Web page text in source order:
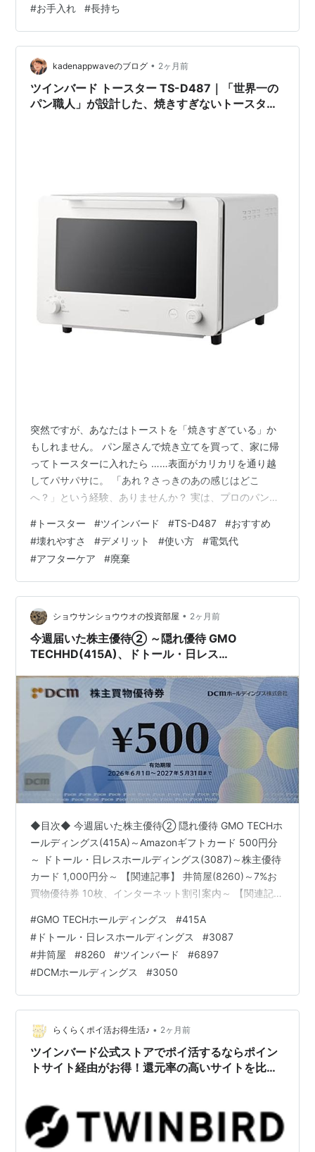
「こんなときは」ページを全項目解説しながら、正常・
異常の見極め方と、自分でできる対処法をお伝えしま
す。 TWINBIRD(ツインバード) トースター オーブントー
スター 4枚焼き 匠…
#お手入れ #長持ち
kadenappwaveのブログ • 2ヶ月前
ツインバード トースター TS-D487｜「世界一の
パン職人」が設計した、焼きすぎないトースター
突然ですが、あなたはトーストを「焼きすぎている」か
もしれません。 パン屋さんで焼き立てを買って、家に帰
ってトースターに入れたら ……表面がカリカリを通り越
してパサパサに。 「あれ？さっきのあの感じはどこ
へ？」という経験、ありませんか？ 実は、プロのパン職
態は「焼きすぎ」なんだそうです。 そのギャップを埋め
るために生まれたのが、ツインバードの匠ブランジェト
ースター PLUS「TS-D487」です。 今回は、取扱説明書
を隅々まで読み込み、製品の仕組みを徹底解析した上
で、 「本当に長く使えるか？」 「どんな人に向いている
か？」をお伝えします。 TW…
# トースター #ツインバード #TS-D487 #おすすめ
#壊れやすさ #デメリット #使い方 #電気代
#アフターケア #廃棄
ショウサンショウウオの投資部屋 • 2ヶ月前
今週届いた株主優待② ～隠れ優待 GMO
TECHHD(415A)、ドトール・日レス
(6897)、DCMHD(3050)～
◆目次◆ 今週届いた株主優待② 隠れ優待 GMO TECHホ
ールディングス(415A)～Amazonギフトカード 500円分
～ ドトール・日レスホールディングス(3087)～株主優待
カード 1,000円分～ 【関連記事】 井筒屋(8260)～7%お
買物優待券 10枚、インターネット割引案内～ 【関連記
～ 【関連記事】 DCMホールディングス(3050)～株主優
待券 2,000円分(500円券×4枚)～ 【関連記事】 ブログを
ご覧頂き、ありがとうございます。 私は
「shousanshouuo」と申します。 中小型バリュー株を中
心とし…
#GMO TECHホールディングス #415A
# ドトール・日レスホールディングス #3087
#井筒屋 #8260 #ツインバード #6897
#DCMホールディングス #3050
らくらくポイ活お得生活♪ • 2ヶ月前
ツインバード公式ストアでポイ活するならポイン
トサイト経由がお得！還元率の高いサイトを比較